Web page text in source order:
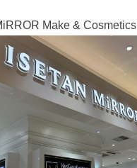
Make & Cosmetics